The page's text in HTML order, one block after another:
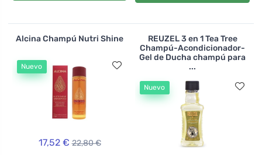
Alcina Champú Nutri Shine
Nuevo
17,52 € 22,80 €
REUZEL 3 en 1 Tea Tree
Champú-Acondicionador-
Gel de Ducha champú para
...
Nuevo